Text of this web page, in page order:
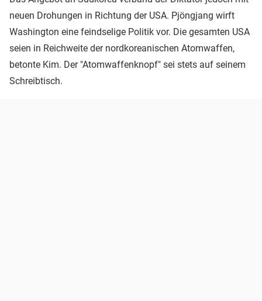
neuen Drohungen in Richtung der USA. Pjöngjang wirft
Washington eine feindselige Politik vor. Die gesamten USA
seien in Reichweite der nordkoreanischen Atomwaffen,
betonte Kim. Der "Atomwaffenknopf" sei stets auf seinem
Schreibtisch.